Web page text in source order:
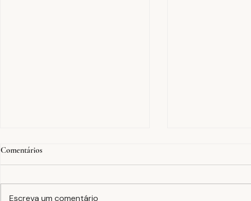
Comentários
Escreva um comentário